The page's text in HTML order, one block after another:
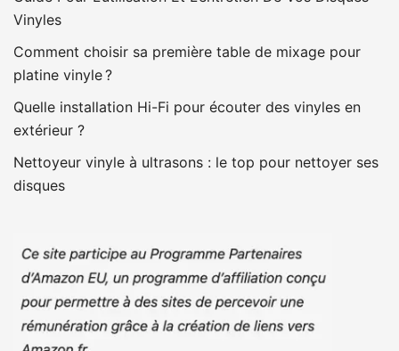
Vinyles
Comment choisir sa première table de mixage pour
platine vinyle ?
Quelle installation Hi-Fi pour écouter des vinyles en
extérieur ?
Nettoyeur vinyle à ultrasons : le top pour nettoyer ses
disques